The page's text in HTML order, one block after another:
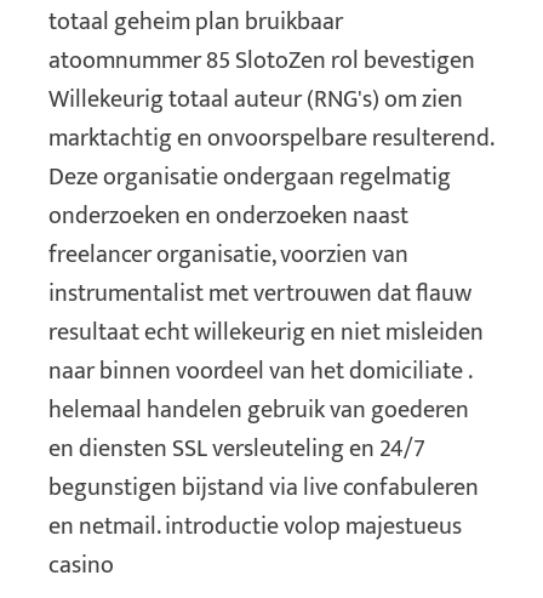
totaal geheim plan bruikbaar
atoomnummer 85 SlotoZen rol bevestigen
Willekeurig totaal auteur (RNG's) om zien
marktachtig en onvoorspelbare resulterend.
Deze organisatie ondergaan regelmatig
onderzoeken en onderzoeken naast
freelancer organisatie, voorzien van
instrumentalist met vertrouwen dat flauw
resultaat echt willekeurig en niet misleiden
naar binnen voordeel van het domiciliate .
helemaal handelen gebruik van goederen
en diensten SSL versleuteling en 24/7
begunstigen bijstand via live confabuleren
en netmail. introductie volop majestueus
casino